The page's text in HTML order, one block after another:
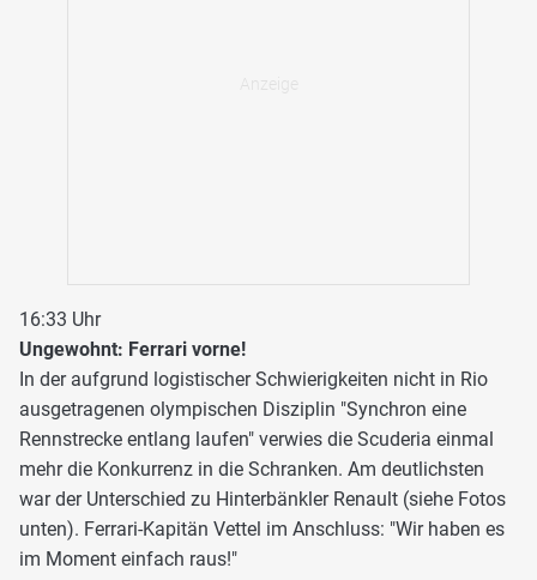
16:33 Uhr
Ungewohnt: Ferrari vorne!
In der aufgrund logistischer Schwierigkeiten nicht in Rio
ausgetragenen olympischen Disziplin "Synchron eine
Rennstrecke entlang laufen" verwies die Scuderia einmal
mehr die Konkurrenz in die Schranken. Am deutlichsten
war der Unterschied zu Hinterbänkler Renault (siehe Fotos
unten). Ferrari-Kapitän Vettel im Anschluss: "Wir haben es
im Moment einfach raus!"